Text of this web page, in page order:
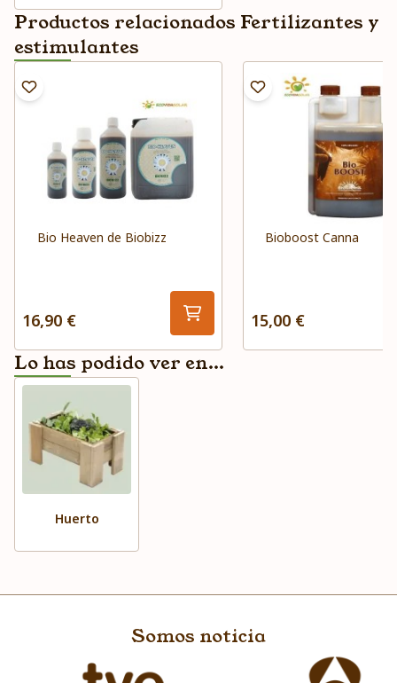
Productos relacionados Fertilizantes y
estimulantes
Bio Heaven de Biobizz
16,90 €
Bioboost Canna
15,00 €
Lo has podido ver en...
Huerto
Somos noticia